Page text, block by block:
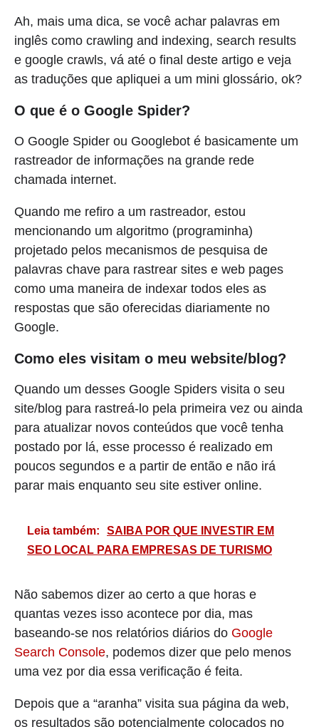
Ah, mais uma dica, se você achar palavras em
inglês como crawling and indexing, search results
e google crawls, vá até o final deste artigo e veja
as traduções que apliquei a um mini glossário, ok?
O que é o Google Spider?
O Google Spider ou Googlebot é basicamente um
rastreador de informações na grande rede
chamada internet.
Quando me refiro a um rastreador, estou
mencionando um algoritmo (programinha)
projetado pelos mecanismos de pesquisa de
palavras chave para rastrear sites e web pages
como uma maneira de indexar todos eles as
respostas que são oferecidas diariamente no
Google.
Como eles visitam o meu website/blog?
Quando um desses Google Spiders visita o seu
site/blog para rastreá-lo pela primeira vez ou ainda
para atualizar novos conteúdos que você tenha
postado por lá, esse processo é realizado em
poucos segundos e a partir de então e não irá
parar mais enquanto seu site estiver online.
Leia também:
SAIBA POR QUE INVESTIR EM
SEO LOCAL PARA EMPRESAS DE TURISMO
Não sabemos dizer ao certo a que horas e
quantas vezes isso acontece por dia, mas
baseando-se nos relatórios diários do Google
Search Console, podemos dizer que pelo menos
uma vez por dia essa verificação é feita.
Depois que a “aranha” visita sua página da web,
os resultados são potencialmente colocados no